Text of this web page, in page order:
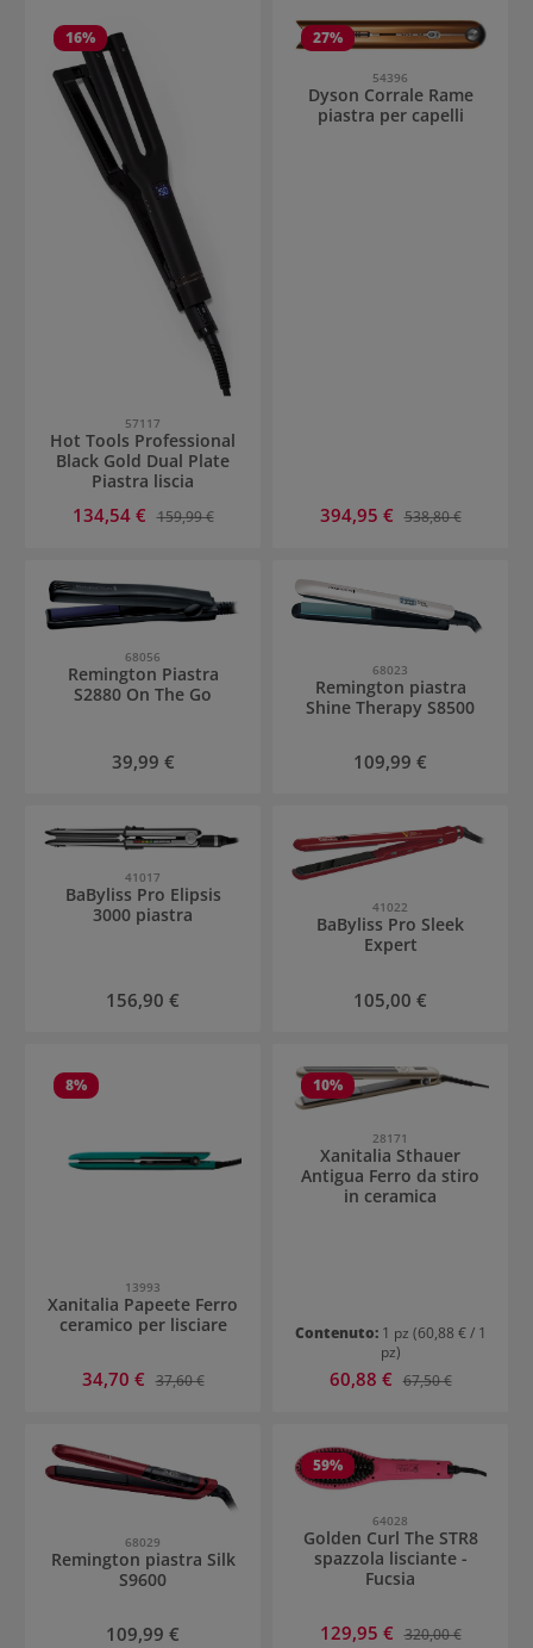
16%
57117
Hot Tools Professional
Black Gold Dual Plate
Piastra liscia
Prezzo di vendita:
134,54 € Prezzo normale:
159,99 €
27%
54396
Dyson Corrale Rame
piastra per capelli
Prezzo di vendita:
394,95 € Prezzo normale:
538,80 €
68056
Remington Piastra
S2880 On The Go
Prezzo normale:
39,99 €
68023
Remington piastra
Shine Therapy S8500
Prezzo normale:
109,99 €
41017
BaByliss Pro Elipsis
3000 piastra
Prezzo normale:
156,90 €
41022
BaByliss Pro Sleek
Expert
Prezzo normale:
105,00 €
8%
13993
Xanitalia Papeete Ferro
ceramico per lisciare
Prezzo di vendita:
34,70 € Prezzo normale:
37,60 €
10%
28171
Xanitalia Sthauer
Antigua Ferro da stiro
in ceramica
Contenuto: 1 pz (60,88 € / 1
pz)
Prezzo di vendita:
60,88 € Prezzo normale:
67,50 €
68029
Remington piastra Silk
S9600
Prezzo normale:
109,99 €
59%
64028
Golden Curl The STR8
spazzola lisciante -
Fucsia
Prezzo di vendita:
129,95 € Prezzo normale:
320,00 €